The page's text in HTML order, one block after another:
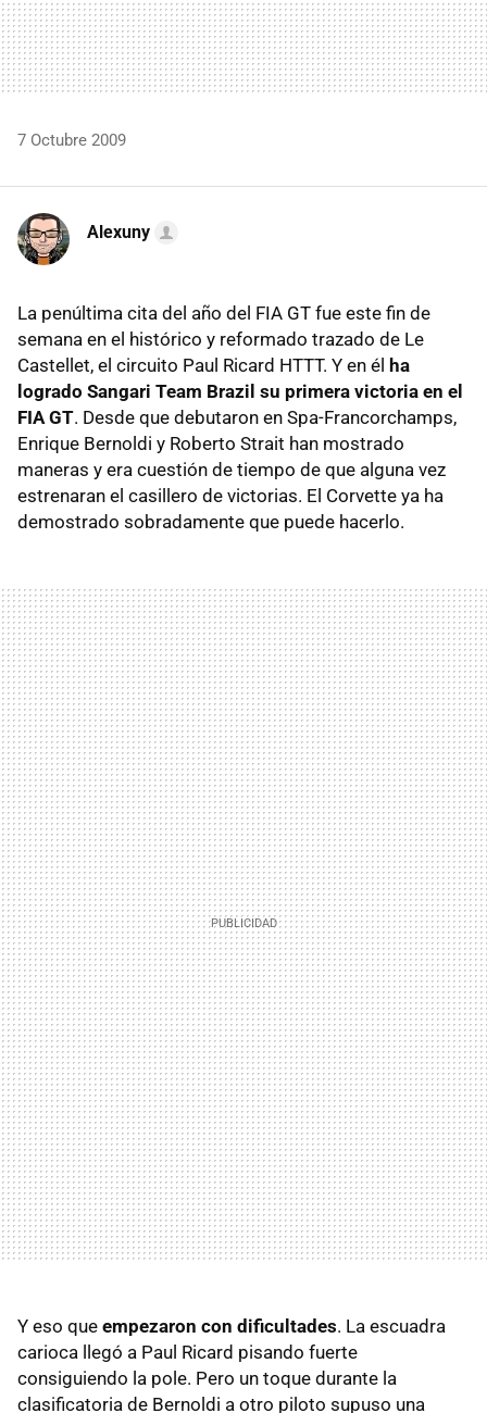
7 Octubre 2009
Alexuny
La penúltima cita del año del FIA GT fue este fin de
semana en el histórico y reformado trazado de Le
Castellet, el circuito Paul Ricard HTTT. Y en él ha
logrado Sangari Team Brazil su primera victoria en el
FIA GT. Desde que debutaron en Spa-Francorchamps,
Enrique Bernoldi y Roberto Strait han mostrado
maneras y era cuestión de tiempo de que alguna vez
estrenaran el casillero de victorias. El Corvette ya ha
demostrado sobradamente que puede hacerlo.
Y eso que empezaron con dificultades. La escuadra
carioca llegó a Paul Ricard pisando fuerte
consiguiendo la pole. Pero un toque durante la
clasificatoria de Bernoldi a otro piloto supuso una